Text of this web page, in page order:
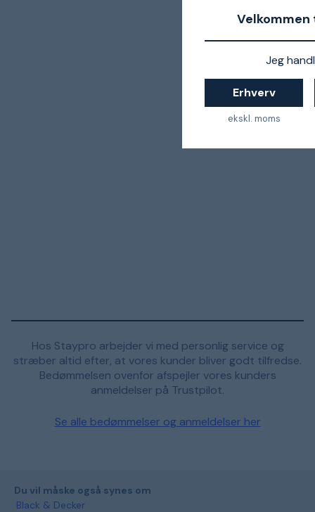
Jeg
Erhverv
ekskl. moms
Hos Staypro arbejder vi med personlig service og
stræber altid efter, at vores kunder bliver godt tilfredse.
Bedømmelsen ovenfor afspejler vores kunders
anmeldelser på Trustpilot.
Se alle bedømmelser og anmeldelser her
Du vil måske også synes om
Black & Decker